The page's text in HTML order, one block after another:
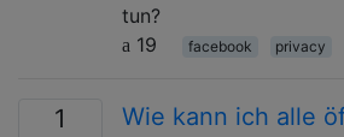
tun?
19
facebook privacy
1
Wie kann ich alle